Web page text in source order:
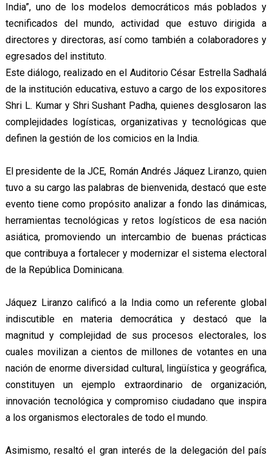
India”, uno de los modelos democráticos más poblados y
tecnificados del mundo, actividad que estuvo dirigida a
directores y directoras, así como también a colaboradores y
egresados del instituto.
Este diálogo, realizado en el Auditorio César Estrella Sadhalá
de la institución educativa, estuvo a cargo de los expositores
Shri L. Kumar y Shri Sushant Padha, quienes desglosaron las
complejidades logísticas, organizativas y tecnológicas que
definen la gestión de los comicios en la India.
El presidente de la JCE, Román Andrés Jáquez Liranzo, quien
tuvo a su cargo las palabras de bienvenida, destacó que este
evento tiene como propósito analizar a fondo las dinámicas,
herramientas tecnológicas y retos logísticos de esa nación
asiática, promoviendo un intercambio de buenas prácticas
que contribuya a fortalecer y modernizar el sistema electoral
de la República Dominicana.
Jáquez Liranzo calificó a la India como un referente global
indiscutible en materia democrática y destacó que la
magnitud y complejidad de sus procesos electorales, los
cuales movilizan a cientos de millones de votantes en una
nación de enorme diversidad cultural, lingüística y geográfica,
constituyen un ejemplo extraordinario de organización,
innovación tecnológica y compromiso ciudadano que inspira
a los organismos electorales de todo el mundo.
Asimismo, resaltó el gran interés de la delegación del país